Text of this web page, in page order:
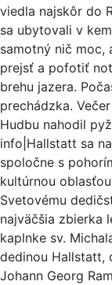
viedla najskôr do
sa ubytovali v
samotný nič moc,
prejsť a pofotiť
brehu jazera.
prechádzka.
Hudbu nahodil
info|Hallstatt sa
spoločne s
kultúrnou
Svetovému
najväčšia zbierka
kaplnke sv.
dedinou Hallstatt,
Johann Georg